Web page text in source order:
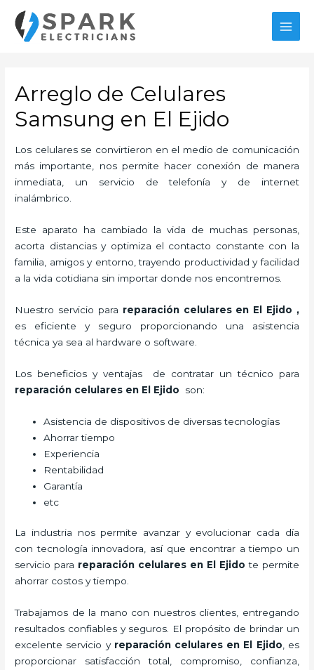
contenido
Arreglo de Celulares
Samsung en El Ejido
Los celulares se convirtieron en el medio de comunicación
más importante, nos permite hacer conexión de manera
inmediata, un servicio de telefonía y de internet
inalámbrico.
Este aparato ha cambiado la vida de muchas personas,
acorta distancias y optimiza el contacto constante con la
familia, amigos y entorno, trayendo productividad y facilidad
a la vida cotidiana sin importar donde nos encontremos.
Nuestro servicio para reparación celulares en El Ejido ,
es eficiente y seguro proporcionando una asistencia
técnica ya sea al hardware o software.
Los beneficios y ventajas de contratar un técnico para
reparación celulares en El Ejido son:
Asistencia de dispositivos de diversas tecnologías
Ahorrar tiempo
Experiencia
Rentabilidad
Garantía
etc
La industria nos permite avanzar y evolucionar cada día
con tecnología innovadora, así que encontrar a tiempo un
servicio para reparación celulares en El Ejido te permite
ahorrar costos y tiempo.
Trabajamos de la mano con nuestros clientes, entregando
resultados confiables y seguros. El propósito de brindar un
excelente servicio y reparación celulares en El Ejido , es
proporcionar satisfacción total, compromiso, confianza,